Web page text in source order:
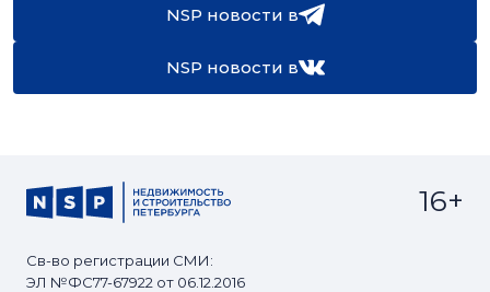
NSP новости в
NSP новости в
Св-во регистрации СМИ:
ЭЛ №ФС77-67922 от 06.12.2016
16+